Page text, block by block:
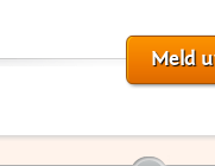
Meld